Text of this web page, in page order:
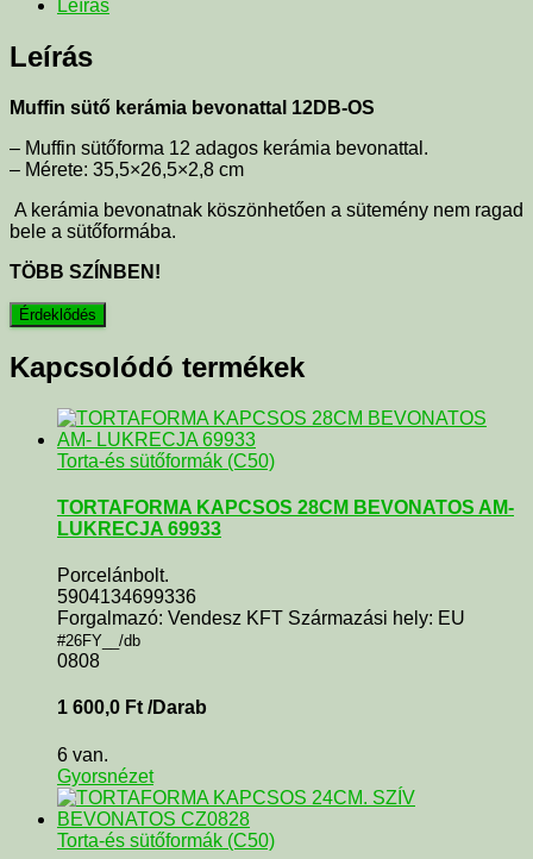
Leírás
Leírás
Muffin sütő kerámia bevonattal 12DB-OS
– Muffin sütőforma 12 adagos kerámia bevonattal.
– Mérete: 35,5×26,5×2,8 cm
A kerámia bevonatnak köszönhetően a sütemény nem ragad
bele a sütőformába.
TÖBB SZÍNBEN!
Kapcsolódó termékek
Torta-és sütőformák (C50)
TORTAFORMA KAPCSOS 28CM BEVONATOS AM-
LUKRECJA 69933
Porcelánbolt.
5904134699336
Forgalmazó: Vendesz KFT Származási hely: EU
#26FY__/db
0808
1 600,0 Ft /Darab
6 van.
Gyorsnézet
Torta-és sütőformák (C50)